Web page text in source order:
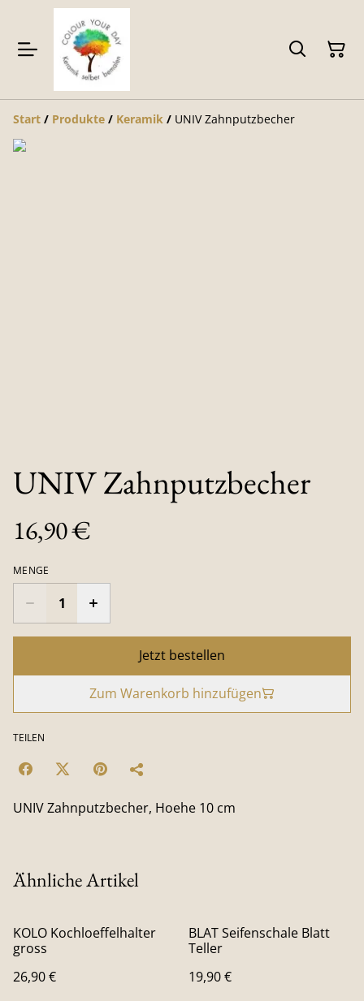
Start / Produkte / Keramik / UNIV Zahnputzbecher
UNIV Zahnputzbecher
16,90 €
MENGE
Jetzt bestellen
Zum Warenkorb hinzufügen
TEILEN
UNIV Zahnputzbecher, Hoehe 10 cm
Ähnliche Artikel
KOLO Kochloeffelhalter
gross
26,90 €
BLAT Seifenschale Blatt
Teller
19,90 €